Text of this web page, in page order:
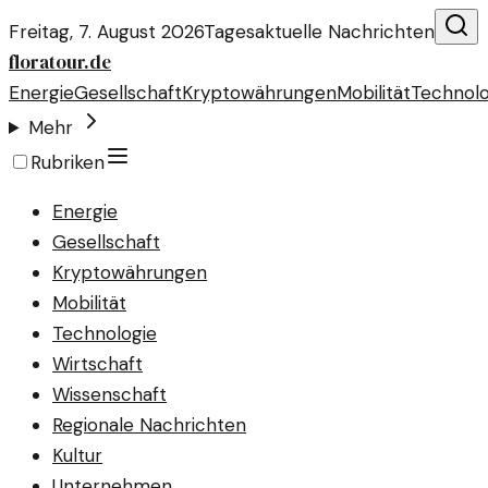
Freitag, 7. August 2026Tagesaktuelle Nachrichten
floratour.de
EnergieGesellschaftKryptowährungenMobilität
Mehr
Rubriken
Energie
Gesellschaft
Kryptowährungen
Mobilität
Technologie
Wirtschaft
Wissenschaft
Regionale Nachrichten
Kultur